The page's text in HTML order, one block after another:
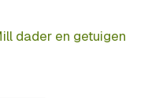
dader en getuigen